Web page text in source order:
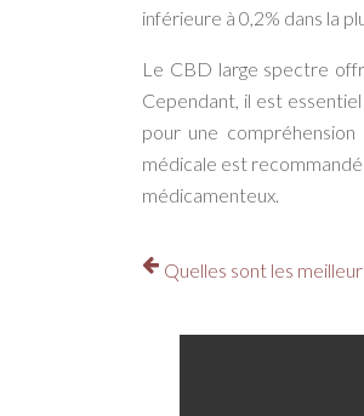
inférieure à 0,2% dans la
Le CBD large spectre
Cependant, il est
pour une
médicale est
médicamenteux.
Quelles sont les